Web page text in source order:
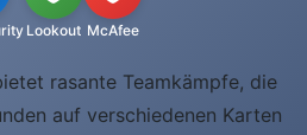
Lookout McAfee
rasante Teamkämpfe, die
auf verschiedenen Karten